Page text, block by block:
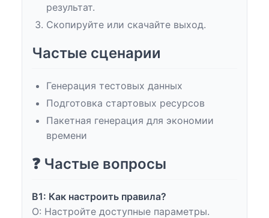
результат.
Скопируйте или скачайте выход.
Частые сценарии
Генерация тестовых данных
Подготовка стартовых ресурсов
Пакетная генерация для экономии
времени
❓ Частые вопросы
В1: Как настроить правила?
О: Настройте доступные параметры.